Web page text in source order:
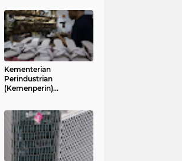
Kementerian
Perindustrian
(Kemenperin)
(IKM), khususnya sektor
pakaian jadi, alas kaki,
dan alat olahraga,
memiliki peran strategis
dalam memperkuat